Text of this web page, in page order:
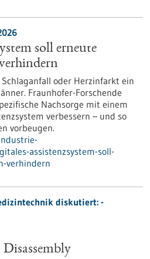
soll erneute
oder Herzinfarkt ein
Fraunhofer-Forschende
Nachsorge mit einem
verbessern – und so
vorbeugen.
assistenzsystem-soll-
verhindern
diskutiert: -